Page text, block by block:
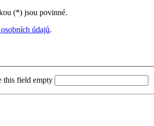
(*) jsou povinné.
údajů.
this field empty